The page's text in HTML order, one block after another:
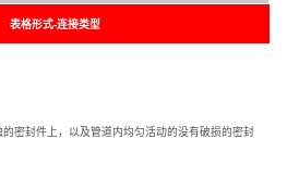
表格形式-连接类型
密封件上，以及管道内均匀活动的没有破损的密封